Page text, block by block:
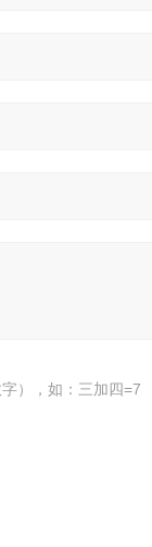
），如：三加四=7